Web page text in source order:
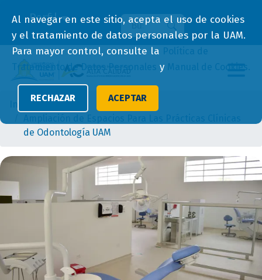
Al navegar en este sitio, acepta el uso de cookies
y el tratamiento de datos personales por la UAM.
Para mayor control, consulte la Política de
Tratamiento de Datos Personales y Manual de Cookies.
RECHAZAR ACEPTAR
Perfil Buscar Buscar
Inicio
de Odontología UAM